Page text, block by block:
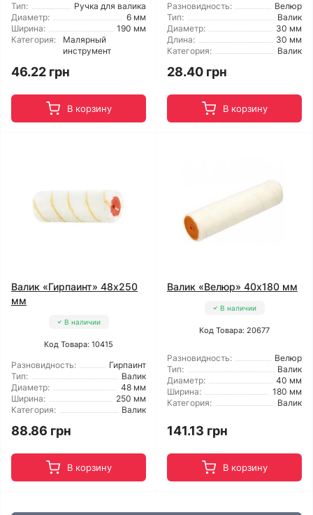
Тип:
Ручка для валика
Диаметр:
6 мм
Ширина:
190 мм
Категория:
Малярный
инструмент
46.22 грн
В корзину
Разновидность:
Велюр
Тип:
Валик
Диаметр:
30 мм
Длина:
30 мм
Категория:
Валик
28.40 грн
В корзину
Валик «Гирпаинт» 48x250
мм
В наличии
Код Товара: 10415
Разновидность:
Гирпаинт
Тип:
Валик
Диаметр:
48 мм
Ширина:
250 мм
Категория:
Валик
88.86 грн
В корзину
Валик «Велюр» 40x180 мм
В наличии
Код Товара: 20677
Разновидность:
Велюр
Тип:
Валик
Диаметр:
40 мм
Ширина:
180 мм
Категория:
Валик
141.13 грн
В корзину